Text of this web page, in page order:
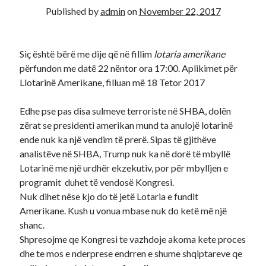
FabiolaonAplikoni Online
Ahmed Mohamed AlionLlotaria amerikane bëhet me pagesë, 1
dollar aplikimi
Published byadminon November 22, 2017
Siç është bërë me dije që në fillim lotaria amerikane
përfundon me datë 22 nëntor ora 17:00. Aplikimet për
Llotarinë Amerikane, filluan më 18 Tetor 2017
Edhe pse pas disa sulmeve terroriste në SHBA, dolën
zërat se presidenti amerikan mund ta anulojë lotarinë
ende nuk ka një vendim të prerë. Sipas të gjithëve
analistëve në SHBA, Trump nuk ka në dorë të mbyllë
Lotarinë me një urdhër ekzekutiv, por për mbylljen e
programit duhet të vendosë Kongresi.
Nuk dihet nëse kjo do të jetë Lotaria e fundit
Amerikane. Kush u vonua mbase nuk do ketë më një
shanc.
Shpresojme qe Kongresi te vazhdoje akoma kete proces
dhe te mos e nderprese endrren e shume shqiptareve qe